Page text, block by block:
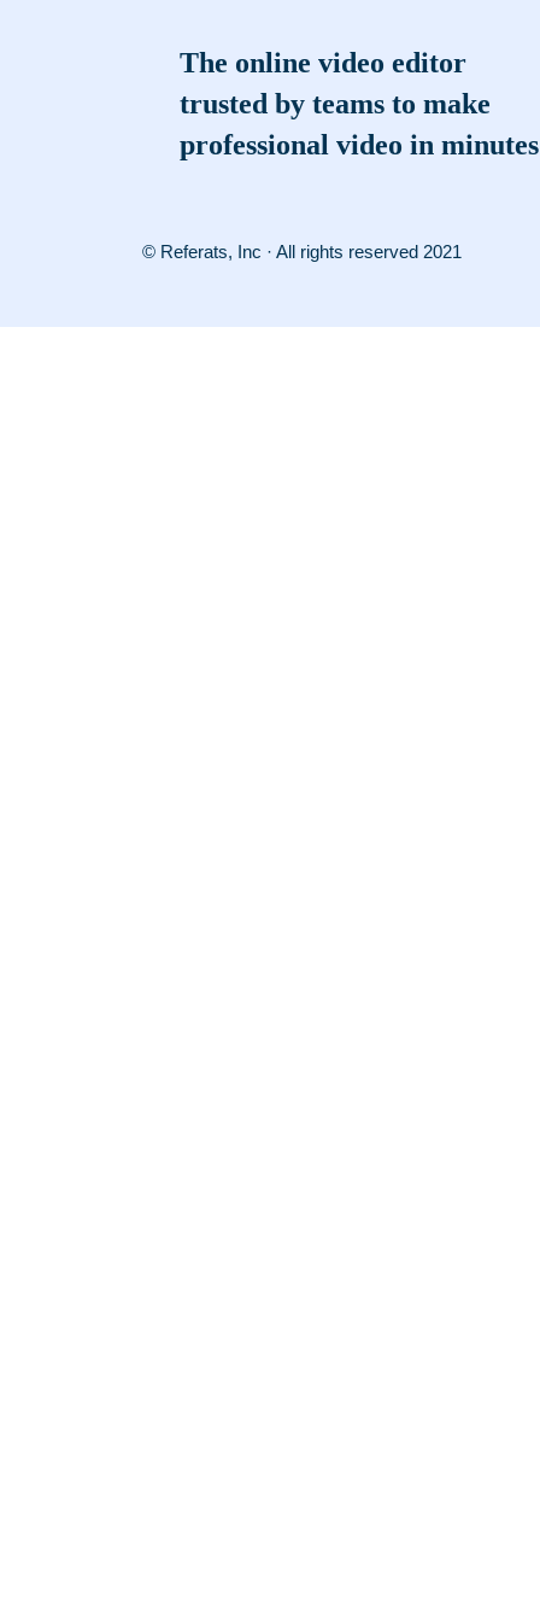
The online video editor
trusted by teams to make
professional video in minutes
© Referats, Inc · All rights reserved 2021